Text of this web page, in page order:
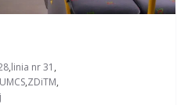
,linia nr 31 ,
,ZDiTM,